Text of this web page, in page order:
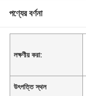
পণ্যের বর্ণনা
লক্ষণীয় করা:
উৎপত্তি স্থল